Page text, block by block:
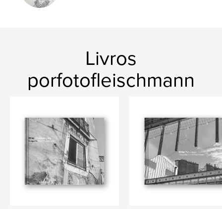
Livros
porfotofleischmann